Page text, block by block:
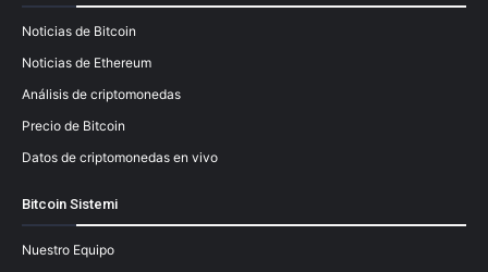
Noticias de Bitcoin
Noticias de Ethereum
Análisis de criptomonedas
Precio de Bitcoin
Datos de criptomonedas en vivo
Bitcoin Sistemi
Nuestro Equipo